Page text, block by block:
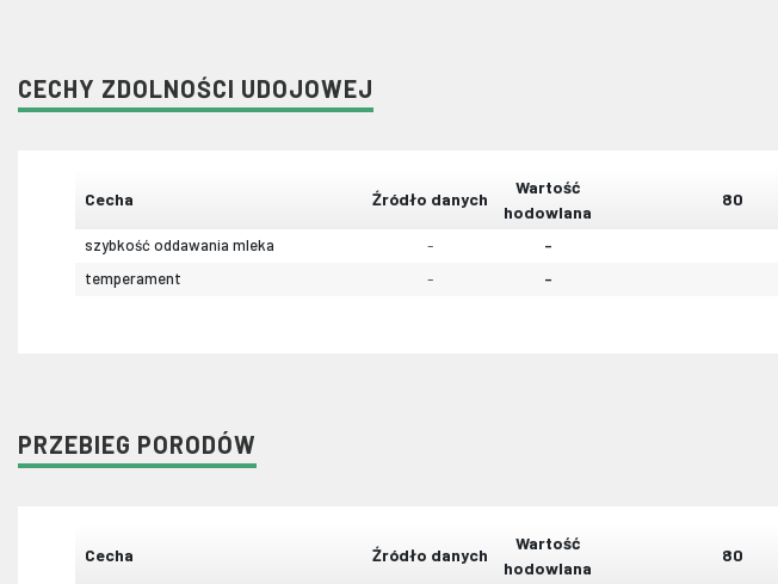
CECHY ZDOLNOŚCI UDOJOWEJ
Cecha Źródło danych
Wartość
hodowlana
80
szybkość oddawania mleka - -
temperament - -
PRZEBIEG PORODÓW
Cecha Źródło danych
Wartość
hodowlana
80